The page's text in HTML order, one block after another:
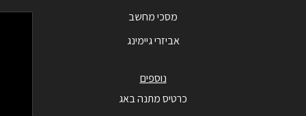
מסכי מחשב
אביזרי גיימינג
נוספים
כרטיס מתנה באג